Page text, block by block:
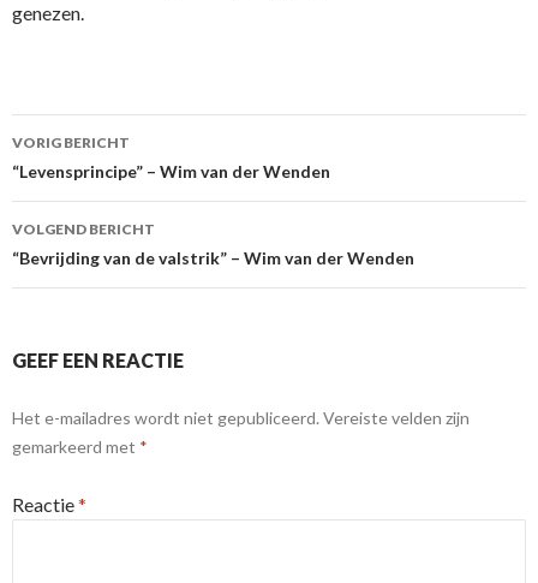
genezen.
Berichtnavigatie
VORIG BERICHT
“Levensprincipe” – Wim van der Wenden
VOLGEND BERICHT
“Bevrijding van de valstrik” – Wim van der Wenden
GEEF EEN REACTIE
Het e-mailadres wordt niet gepubliceerd. Vereiste velden zijn
gemarkeerd met *
Reactie*